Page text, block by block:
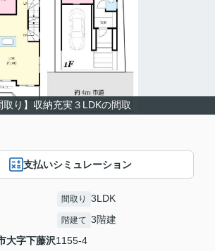
取り】収納充実３LDKの間取
支払いシミュレーション
間取り 3LDK
階建て 3階建
大字下藤沢1155-4